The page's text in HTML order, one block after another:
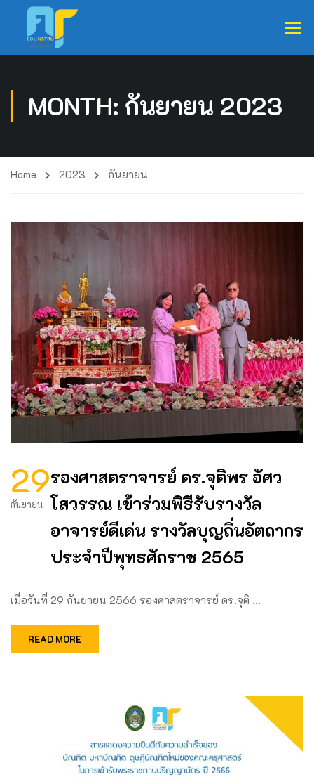
MONTH: กันยายน 2023
Home 2023 กันยายน
29
กันยายน
รองศาสตราจารย์ ดร.จุติพร อัศว
โสวรรณ เข้าร่วมพิธีรับรางวัล
อาจารย์ดีเด่น รางวัลบุญถิ่นอัตถากร
ประจำปีพุทธศักราช 2565
เมื่อวันที่ 29 กันยายน 2566 รองศาสตราจารย์ ดร.จุติ …
READ MORE